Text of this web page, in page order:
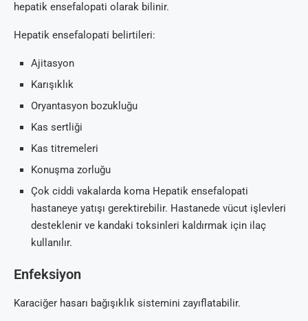
hepatik ensefalopati olarak bilinir.
Hepatik ensefalopati belirtileri:
Ajitasyon
Karışıklık
Oryantasyon bozukluğu
Kas sertliği
Kas titremeleri
Konuşma zorluğu
Çok ciddi vakalarda koma Hepatik ensefalopati
hastaneye yatışı gerektirebilir. Hastanede vücut işlevleri
desteklenir ve kandaki toksinleri kaldırmak için ilaç
kullanılır.
Enfeksiyon
Karaciğer hasarı bağışıklık sistemini zayıflatabilir.